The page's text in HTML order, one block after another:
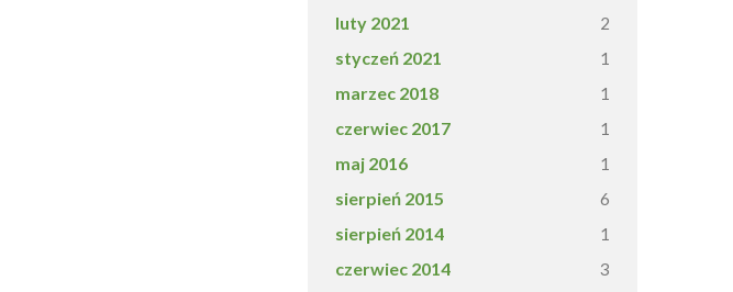
luty 2021 2
styczeń 2021 1
marzec 2018 1
czerwiec 2017 1
maj 2016 1
sierpień 2015 6
sierpień 2014 1
czerwiec 2014 3